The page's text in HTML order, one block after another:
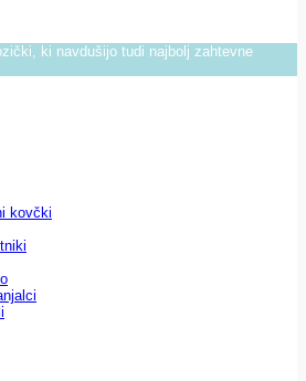
ki navdušijo tudi najbolj zahtevne
kovčki